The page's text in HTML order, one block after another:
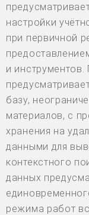
настройки
при первичной
и
базу,
материалов, с
хранения на
данными для
контекстного
данных
режима работ